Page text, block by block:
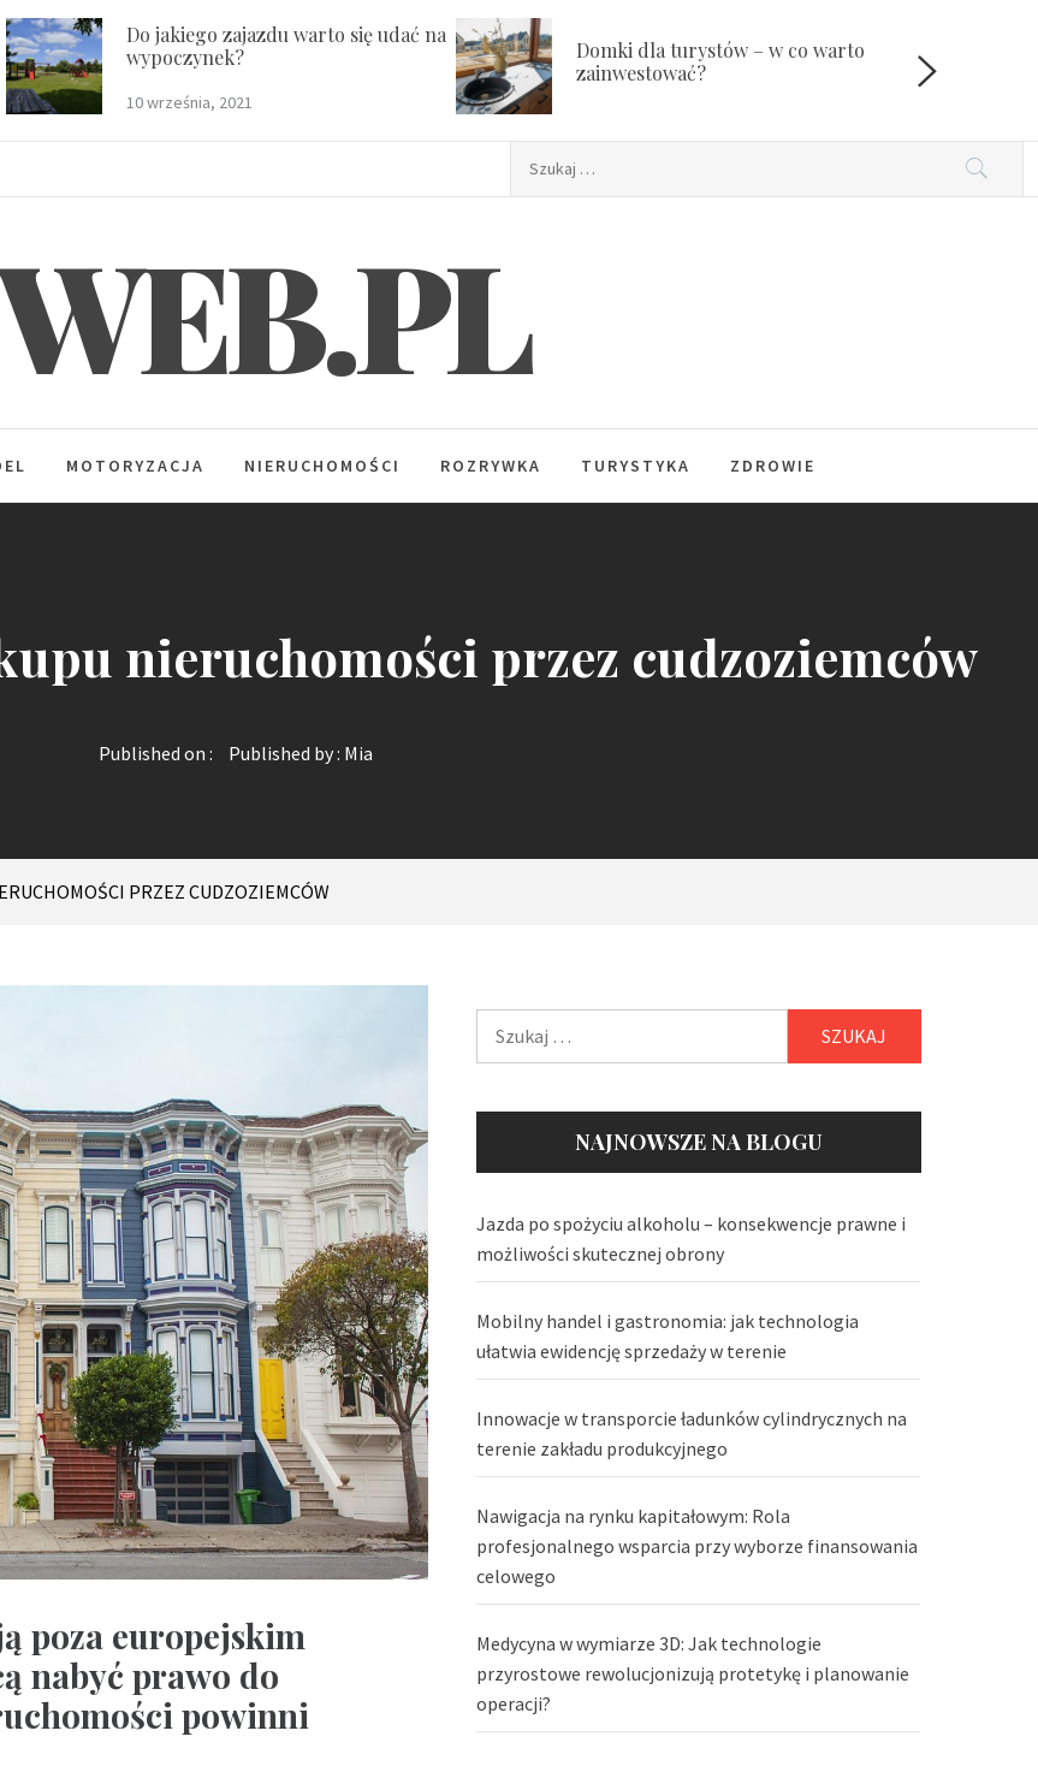
Do jakiego zajazdu warto się udać na
wypoczynek?
10 września, 2021
Domki dla turystów – w co warto
zainwestować?
MOTORYZACJA NIERUCHOMOŚCI ROZRYWKA TURYSTYKA ZDROWIE
nieruchomości przez cudzoziemców
Published on : Published by : Mia
PRZEZ CUDZOZIEMCÓW
poza europejskim
nabyć prawo do
powinni
NAJNOWSZE NA BLOGU
Jazda po spożyciu alkoholu – konsekwencje prawne i
możliwości skutecznej obrony
Mobilny handel i gastronomia: jak technologia
ułatwia ewidencję sprzedaży w terenie
Innowacje w transporcie ładunków cylindrycznych na
terenie zakładu produkcyjnego
Nawigacja na rynku kapitałowym: Rola
profesjonalnego wsparcia przy wyborze finansowania
celowego
Medycyna w wymiarze 3D: Jak technologie
przyrostowe rewolucjonizują protetykę i planowanie
operacji?